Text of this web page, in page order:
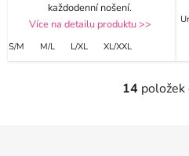
každodenní nošení.
Více na detailu produktu >>
S/M M/L L/XL XL/XXL
O
14 položek